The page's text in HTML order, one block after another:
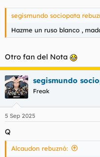
segismundo sociopata
Hazme un ruso blanco ,
Otro fan del Nota
segismundo
Freak
5 Sep 2025
Q
Alcaudon rebuznó: